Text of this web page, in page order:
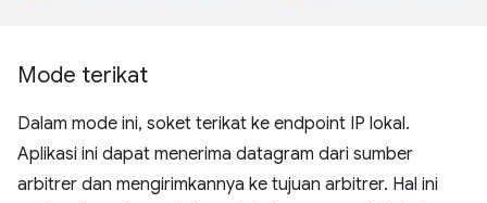
Mode terikat
Dalam mode ini, soket terikat ke endpoint IP lokal.
Aplikasi ini dapat menerima datagram dari sumber
arbitrer dan mengirimkannya ke tujuan arbitrer. Hal ini